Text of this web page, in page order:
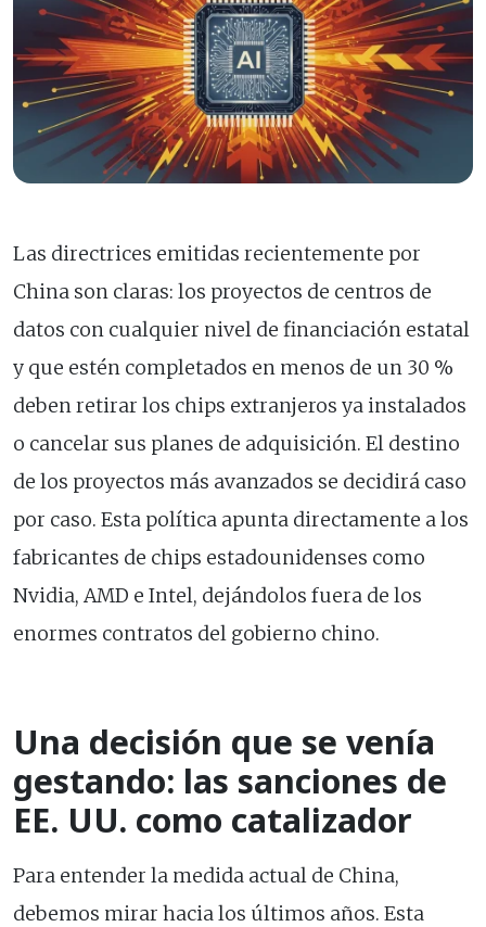
Las directrices emitidas recientemente por
China son claras: los proyectos de centros de
datos con cualquier nivel de financiación estatal
y que estén completados en menos de un 30 %
deben retirar los chips extranjeros ya instalados
o cancelar sus planes de adquisición. El destino
de los proyectos más avanzados se decidirá caso
por caso. Esta política apunta directamente a los
fabricantes de chips estadounidenses como
Nvidia, AMD e Intel, dejándolos fuera de los
enormes contratos del gobierno chino.
Una decisión que se venía
gestando: las sanciones de
EE. UU. como catalizador
Para entender la medida actual de China,
debemos mirar hacia los últimos años. Esta